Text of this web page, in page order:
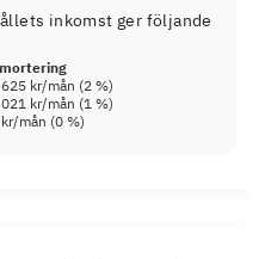
inkomst ger följande
kr/mån (2 %)
kr/mån (1 %)
/mån (0 %)